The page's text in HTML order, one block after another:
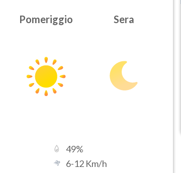
Pomeriggio Sera
49%
6-12 Km/h